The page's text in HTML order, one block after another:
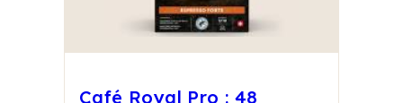
Café Royal Pro : 48